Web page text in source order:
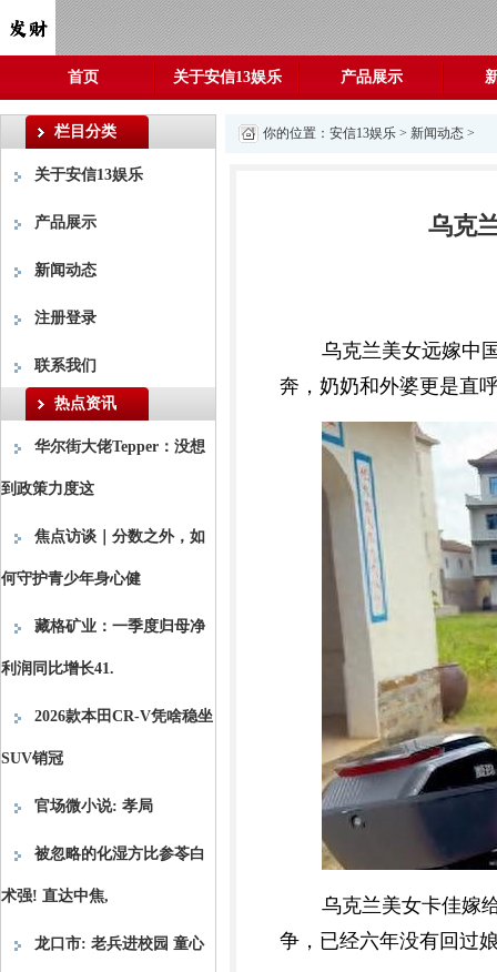
首页 关于安信13娱乐 产品展示
栏目分类
关于安信13娱乐
产品展示
新闻动态
注册登录
联系我们
热点资讯
华尔街大佬Tepper：没想
到政策力度这
焦点访谈｜分数之外，如
何守护青少年身心健
藏格矿业：一季度归母净
利润同比增长41.
2026款本田CR-V凭啥稳坐
SUV销冠
官场微小说: 孝局
被忽略的化湿方比参苓白
术强! 直达中焦,
龙口市: 老兵进校园 童心
你的位置： 安信13娱乐 > 新闻动态 >
乌克
乌克兰美女远嫁中
奔，奶奶和外婆更是直
乌克兰美女卡佳嫁
争，已经六年没有回过